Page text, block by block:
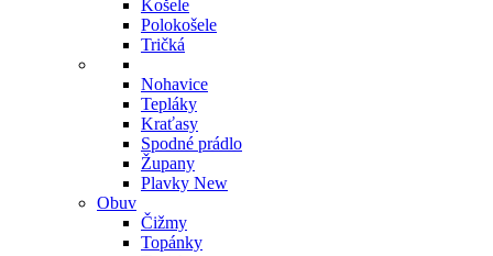
Košele
Polokošele
Tričká
Nohavice
Tepláky
Kraťasy
Spodné prádlo
Župany
Plavky New
Obuv
Čižmy
Topánky